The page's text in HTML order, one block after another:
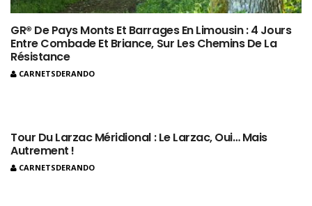
GR® De Pays Monts Et Barrages En Limousin : 4 Jours
Entre Combade Et Briance, Sur Les Chemins De La
Résistance
CARNETSDERANDO
Tour Du Larzac Méridional : Le Larzac, Oui… Mais
Autrement !
CARNETSDERANDO